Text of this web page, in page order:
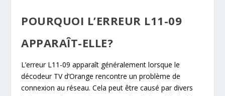
POURQUOI L’ERREUR L11-09
APPARAÎT-ELLE?
L’erreur L11-09 apparaît généralement lorsque le
décodeur TV d’Orange rencontre un problème de
connexion au réseau. Cela peut être causé par divers